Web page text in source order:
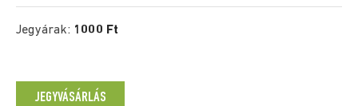
Jegyárak: 1000 Ft
JEGYVÁSÁRLÁS